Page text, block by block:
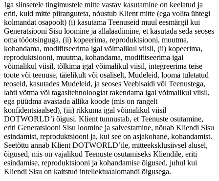
Iga siinsetele tingimustele mitte vastav kasutamine on keelatud ja
eriti, kuid mitte piiranguteta, nõustub Klient mitte (ega volita ühtegi
kolmandat osapoolt) (i) kasutama Teenuseid muul eesmärgil kui
Generatsiooni Sisu loomine ja allalaadimine, et kasutada seda seoses
oma tööotsinguga, (ii) kopeerima, reproduktsiooni, muutma,
kohandama, modifitseerima igal võimalikul viisil, (ii) kopeerima,
reproduktsiooni, muutma, kohandama, modifitseerima igal
võimalikul viisil, tõlkima igal võimalikul viisil, integreerima teise
toote või teenuse, täielikult või osaliselt, Mudeleid, looma tuletatud
teoseid, kasutades Mudeleid, ja seoses Veebisaidi või Teenustega,
lahti võtma või tagasitehnoloogiat rakendama igal võimalikul viisil,
ega püüdma avastada allika koode (mis on rangelt
konfidentsiaalsed), (iii) rikkuma igal võimalikul viisil
DOTWORLD’i õigusi. Klient tunnustab, et Teenuste osutamine,
eriti Generatsiooni Sisu loomine ja salvestamine, nõuab Kliendi Sisu
esindamist, reproduktsiooni ja, kui see on asjakohane, kohandamist.
Seetõttu annab Klient DOTWORLD’ile, mitteeksklusiivsel alusel,
õigused, mis on vajalikud Teenuste osutamiseks Kliendile, eriti
esindamise, reproduktsiooni ja kohandamise õigused, juhul kui
Kliendi Sisu on kaitstud intellektuaalomandi õigusega.